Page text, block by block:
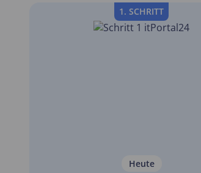
1. SCHRITT
Heute